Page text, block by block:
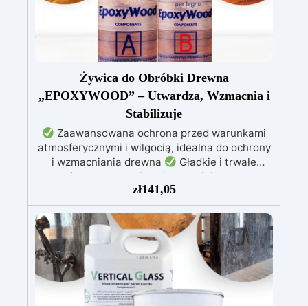
Żywica do Obróbki Drewna
„EPOXYWOOD” – Utwardza, Wzmacnia i
Stabilizuje
Zaawansowana ochrona przed warunkami
atmosferycznymi i wilgocią, idealna do ochrony
i wzmacniania drewna
Gładkie i trwałe
wykończenie, chroniące i odnawiające meble,
łodzie oraz struktury drewniane
drewna bez pęcherzyków powietrza, doskonała
do napraw i trwałych renowacji
Wysoka
odporność chemiczna i mechaniczna, łatwa do
pomalowania na potrzeby kreatywnych i
wytrzymałych projektów
Odpowiednia do
różnych powierzchni, w tym włókna szklanego i
metalu, łatwa w użyciu (stosunek 2:1)
zł141,05